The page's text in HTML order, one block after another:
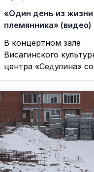
«Один день из жизни
племянника» (видео)
В концертном зале
Висагинского
центра «Седулина»
премьерный показ
музыкального
день из жизни